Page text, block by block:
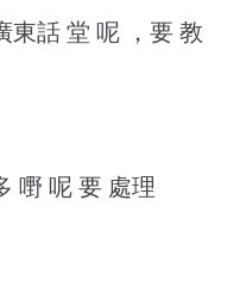
東話 堂 呢 ，要 教
嘢 呢 要 處理